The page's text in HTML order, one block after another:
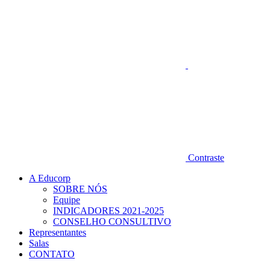
Contraste
A Educorp
SOBRE NÓS
Equipe
INDICADORES 2021-2025
CONSELHO CONSULTIVO
Representantes
Salas
CONTATO